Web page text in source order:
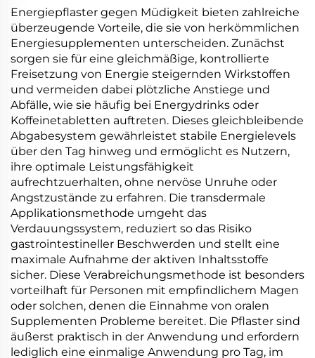
Mundpflaster für
besseres Nasenatmen.
Energiepflaster gegen Müdigkeit bieten zahlreiche
überzeugende Vorteile, die sie von herkömmlichen
Energiesupplementen unterscheiden. Zunächst
sorgen sie für eine gleichmäßige, kontrollierte
Freisetzung von Energie steigernden Wirkstoffen
und vermeiden dabei plötzliche Anstiege und
Abfälle, wie sie häufig bei Energydrinks oder
Koffeinetabletten auftreten. Dieses gleichbleibende
Abgabesystem gewährleistet stabile Energielevels
über den Tag hinweg und ermöglicht es Nutzern,
ihre optimale Leistungsfähigkeit
aufrechtzuerhalten, ohne nervöse Unruhe oder
Angstzustände zu erfahren. Die transdermale
Applikationsmethode umgeht das
Verdauungssystem, reduziert so das Risiko
gastrointestineller Beschwerden und stellt eine
maximale Aufnahme der aktiven Inhaltsstoffe
sicher. Diese Verabreichungsmethode ist besonders
vorteilhaft für Personen mit empfindlichem Magen
oder solchen, denen die Einnahme von oralen
Supplementen Probleme bereitet. Die Pflaster sind
äußerst praktisch in der Anwendung und erfordern
lediglich eine einmalige Anwendung pro Tag, im